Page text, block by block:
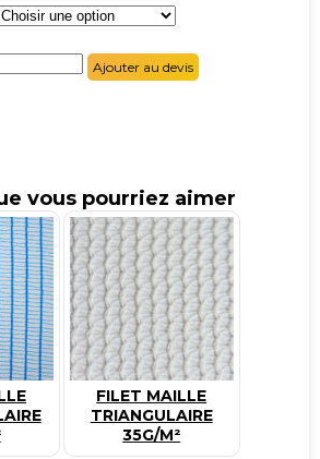
Ajouter au devis
vous pourriez aimer
FILET MAILLE
TRIANGULAIRE
35G/M²